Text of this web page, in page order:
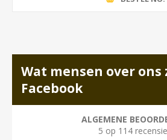
Wat mensen over ons
Facebook
ALGEMENE
5 op 114